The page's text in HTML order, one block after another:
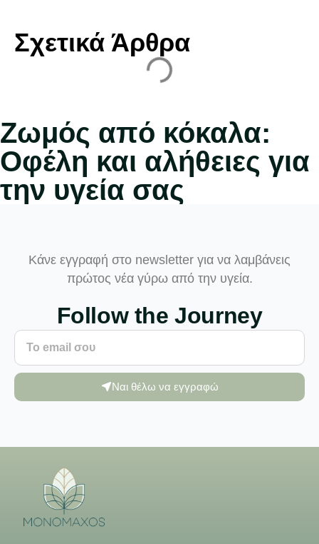
Σχετικά Άρθρα
Ζωμός από κόκαλα:
Οφέλη και αλήθειες για
την υγεία σας
Κάνε εγγραφή στο newsletter για να λαμβάνεις
πρώτος νέα γύρω από την υγεία.
Follow the Journey
Ναι θέλω να εγγραφώ